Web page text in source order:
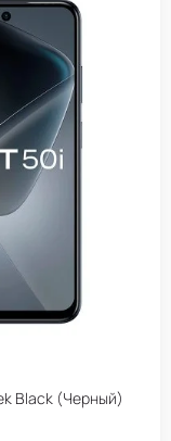
Black (Черный)